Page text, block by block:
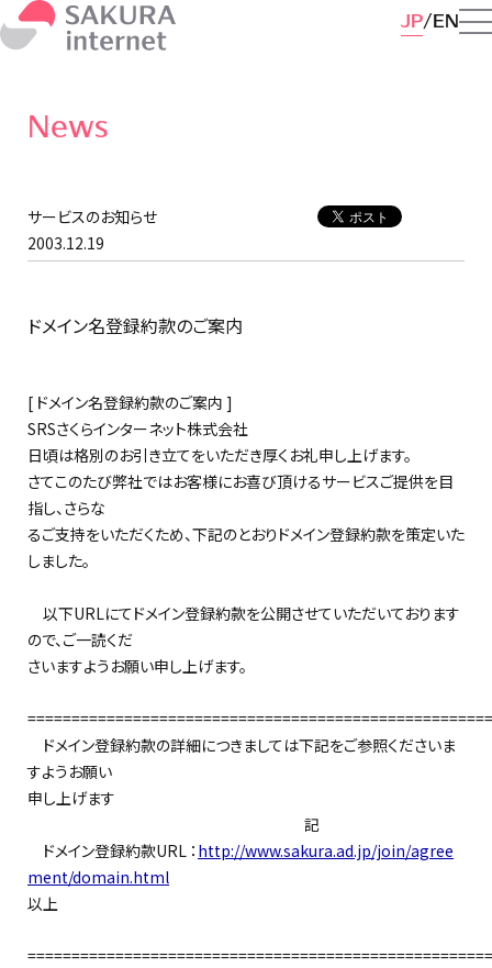
JP EN
News
サービスのお知らせ
2003.12.19
ドメイン名登録約款のご案内
[ ドメイン名登録約款のご案内 ]
SRSさくらインターネット株式会社
日頃は格別のお引き立てをいただき厚くお礼申し上げます。
さてこのたび弊社ではお客様にお喜び頂けるサービスご提供を目
指し、さらな
るご支持をいただくため、下記のとおりドメイン登録約款を策定いた
しました。
以下URLにてドメイン登録約款を公開させていただいております
ので、ご一読くだ
さいますようお願い申し上げます。
ドメイン登録約款の詳細につきましては下記をご参照くださいま
すようお願い
申し上げます
記
ドメイン登録約款URL ： http://www.sakura.ad.jp/join/agree
ment/domain.html
以上